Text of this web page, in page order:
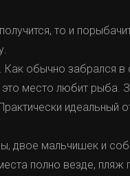
то и
обычно забрался в
место любит рыба.
идеальный
двое мальчишек и
полно везде,